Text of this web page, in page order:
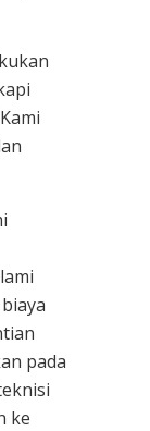
pada
ke